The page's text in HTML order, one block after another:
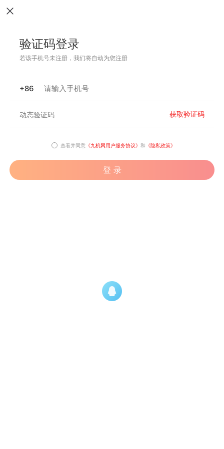
验证码登录
若该手机号未注册，我们将自动为您注册
+86
获取验证码
查看并同意 《九机网用户服务协议》 和 《隐私政策》
登 录